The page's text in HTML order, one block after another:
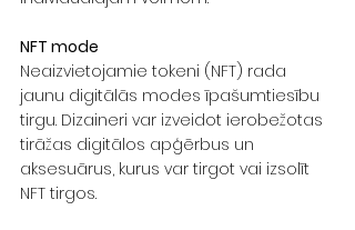
NFT mode
Neaizvietojamie tokeni (NFT) rada
jaunu digitālās modes īpašumtiesību
tirgu. Dizaineri var izveidot ierobežotas
tirāžas digitālos apģērbus un
aksesuārus, kurus var tirgot vai izsolīt
NFT tirgos.